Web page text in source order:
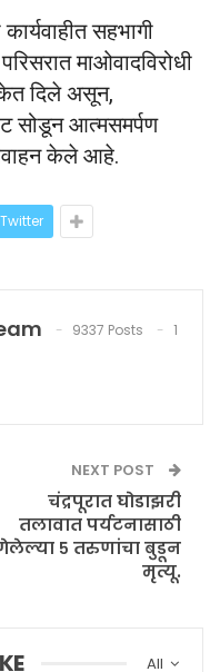
सहभागी
माओवादविरोधी
दिले असून,
सोडून आत्मसमर्पण
केले आहे.
Twitter
9337 Posts
1
NEXT POST
चंद्रपूरात घोडाझरी
तलावात पर्यटनासाठी
५ तरुणांचा बुडून
मृत्यू.
All